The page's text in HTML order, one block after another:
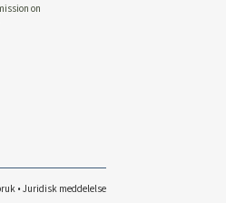
on
• Juridisk meddelelse